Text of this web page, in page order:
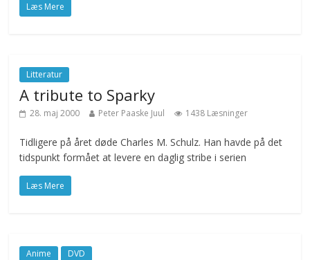
Læs Mere
Litteratur
A tribute to Sparky
28. maj 2000 Peter Paaske Juul 1438 Læsninger
Tidligere på året døde Charles M. Schulz. Han havde på det
tidspunkt formået at levere en daglig stribe i serien
Læs Mere
Anime DVD